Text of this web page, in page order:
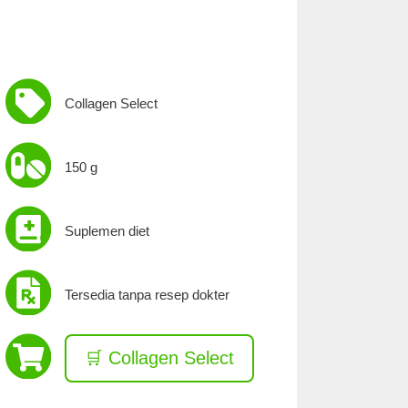
Collagen Select
150 g
Suplemen diet
Tersedia tanpa resep dokter
🛒 Collagen Select